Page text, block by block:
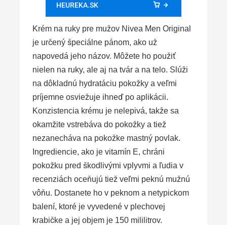
HEUREKA.SK
Krém na ruky pre mužov Nivea Men Original
je určený špeciálne pánom, ako už
napovedá jeho názov. Môžete ho použiť
nielen na ruky, ale aj na tvár a na telo. Slúži
na dôkladnú hydratáciu pokožky a veľmi
príjemne osviežuje ihneď po aplikácii.
Konzistencia krému je nelepivá, takže sa
okamžite vstrebáva do pokožky a tiež
nezanecháva na pokožke mastný povlak.
Ingrediencie, ako je vitamín E, chráni
pokožku pred škodlivými vplyvmi a ľudia v
recenziách oceňujú tiež veľmi peknú mužnú
vôňu. Dostanete ho v peknom a netypickom
balení, ktoré je vyvedené v plechovej
krabičke a jej objem je 150 mililitrov.